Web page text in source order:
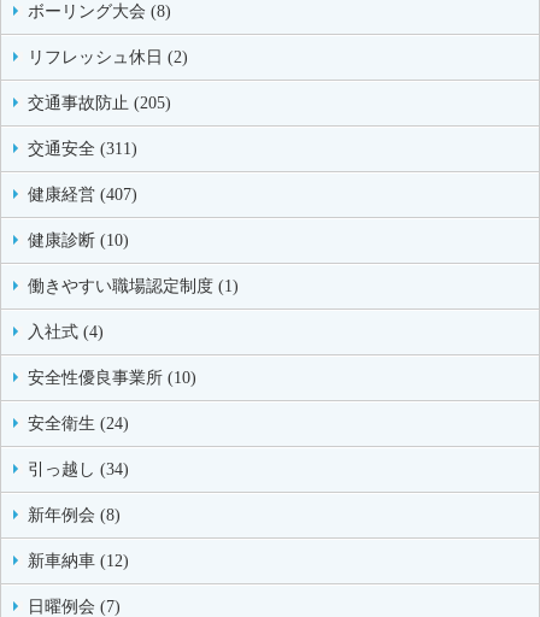
ボーリング大会 (8)
リフレッシュ休日 (2)
交通事故防止 (205)
交通安全 (311)
健康経営 (407)
健康診断 (10)
働きやすい職場認定制度 (1)
入社式 (4)
安全性優良事業所 (10)
安全衛生 (24)
引っ越し (34)
新年例会 (8)
新車納車 (12)
日曜例会 (7)